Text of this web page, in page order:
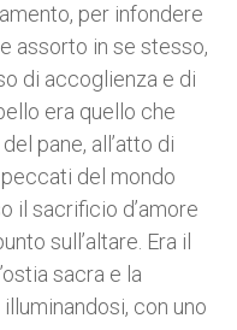
per infondere
assorto in se stesso,
di accoglienza e di
era quello che
pane, all’atto di
del mondo
il sacrificio d’amore
sull’altare. Era il
sacra e la
con uno